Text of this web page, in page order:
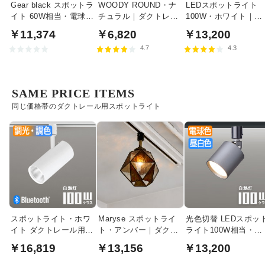
Gear black スポットラ
イト 60W相当・電球色
￥11,374
WOODY ROUND・ナ
チュラル｜ダクトレー
￥6,820
4.7
LEDスポットライト
100W・ホワイト｜光
￥13,200
4.3
同じ価格帯のダクトレール用スポットライト
SAME PRICE ITEMS
スポットライト・ホワ
イト ダクトレール用
bluetooth
￥16,819
Maryse スポットライ
ト・アンバー｜ダクト
￥13,156
光色切替 LEDスポッ
ライト100W相当・ダ
レール用
￥13,200